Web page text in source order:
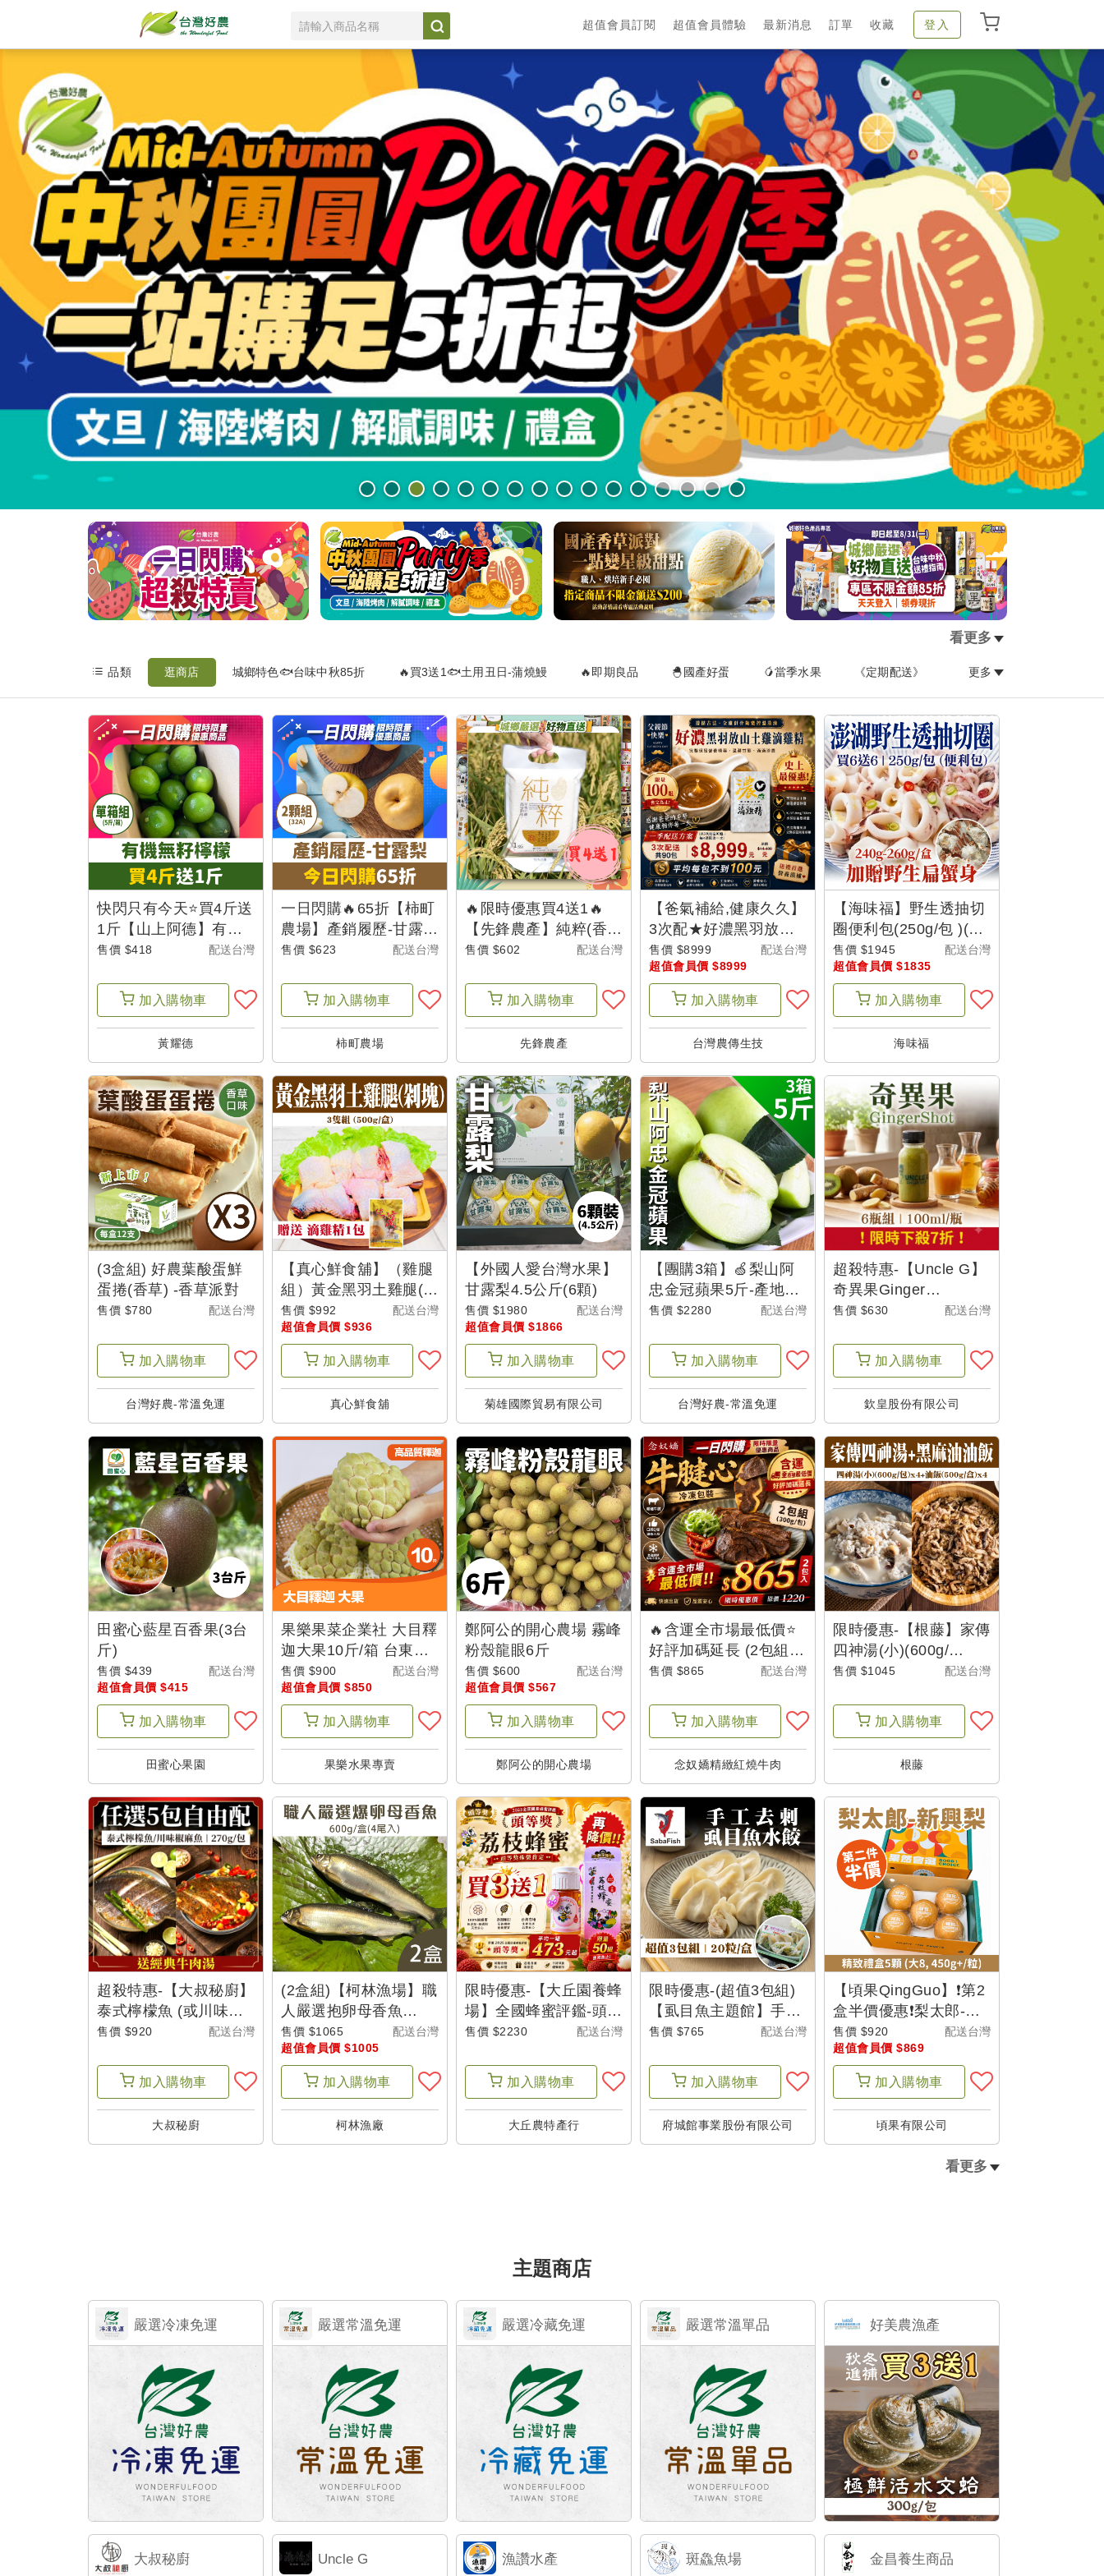
超值會員訂閱 超值會員體驗 最新消息 訂單 收藏 登入
登
入
/
冊
頁
最
我
的
看更多
品類 逛商店 城鄉特色🐟台味中秋85折 🔥買3送1🐟土用丑日-蒲燒鰻 🔥即期良品 🐣國產好蛋 🥭當季水果 《定期配送》 更多
快閃只有今天⭐買4斤送
1斤【山上阿德】有機
無籽檸檬5斤
售價 $418 配送台灣
加入 購物車
黃耀德
一日閃購🔥65折【柿町
農場】產銷履歷-甘露梨
32A 2顆
售價 $623 配送台灣
加入 購物車
柿町農場
🔥限時優惠買4送1🔥
【先鋒農產】純粹(香
米/糙米) 1kgx5
售價 $602 配送台灣
加入 購物車
先鋒農產
【爸氣補給,健康久久】
3次配★好濃黑羽放山
土雞滴雞精(30包/次)
(共3次配。總共90包) -
父是山【限量100組】
售價 $8999
超值會員價 $8999
配送台灣
加入 購物車
台灣農傳生技
【海味福】野生透抽切
圈便利包(250g/包 )(12
包組)加贈野生扁蟹身
(240g-260g)1盒
售價 $1945
超值會員價 $1835
配送台灣
加入 購物車
海味福
(3盒組) 好農葉酸蛋鮮
蛋捲(香草) -香草派對
售價 $780 配送台灣
加入 購物車
台灣好農-常溫免運
【真心鮮食舖】（雞腿
組）黃金黑羽土雞腿(剁
塊)500g *3隻+贈送滴
雞精1包
售價 $992
超值會員價 $936
配送台灣
加入 購物車
真心鮮食舖
【外國人愛台灣水果】
甘露梨4.5公斤(6顆)
售價 $1980
超值會員價 $1866
配送台灣
加入 購物車
菊雄國際貿易有限公司
【團購3箱】🍏梨山阿
忠金冠蘋果5斤-產地出
貨
售價 $2280 配送台灣
加入 購物車
台灣好農-常溫免運
超殺特惠-【Uncle G】
奇異果Ginger
Shot(100g/瓶)(6瓶組)
售價 $630 配送台灣
加入 購物車
欽皇股份有限公司
田蜜心藍星百香果(3台
斤)
售價 $439
超值會員價 $415
配送台灣
加入 購物車
田蜜心果園
果樂果菜企業社 大目釋
迦大果10斤/箱 台東味-
宜花東-父士山
售價 $900
超值會員價 $850
配送台灣
加入 購物車
果樂水果專賣
鄭阿公的開心農場 霧峰
粉殼龍眼6斤
售價 $600
超值會員價 $567
配送台灣
加入 購物車
鄭阿公的開心農場
🔥含運全市場最低價⭐
好評加碼延長 (2包組)
【念奴嬌】牛腱心冷凍
售價 $865 配送台灣
加入 購物車
念奴嬌精緻紅燒牛肉
限時優惠-【根藤】家傳
四神湯(小)(600g/
包)X4+黑麻油油飯
售價 $1045 配送台灣
加入 購物車
根藤
超殺特惠-【大叔秘廚】
泰式檸檬魚 (或川味椒
麻魚)任選 5包(270g/包
包)-盛夏輕食新選擇
售價 $920 配送台灣
加入 購物車
大叔秘廚
(2盒組)【柯林漁場】職
人嚴選抱卵母香魚
(600g/盒/4尾)
售價 $1065
超值會員價 $1005
配送台灣
加入 購物車
柯林漁廠
限時優惠-【大丘園養蜂
場】全國蜂蜜評鑑-頭等
獎荔枝蜂蜜(700g/罐)(4
售價 $2230 配送台灣
加入 購物車
大丘農特產行
限時優惠-(超值3包組)
【虱目魚主題館】手工
去刺虱目魚水餃(20粒/
售價 $765 配送台灣
加入 購物車
府城館事業股份有限公司
【頃果QingGuo】❗第2
盒半價優惠❗梨太郎-新
興梨 精致禮盒5顆 (等
級大8)-父是山
售價 $920
超值會員價 $869
配送台灣
加入 購物車
頃果有限公司
看更多
主題商店
嚴選冷凍免運 嚴選常溫免運 嚴選冷藏免運 嚴選常溫單品 好美農漁產
大叔秘廚 Uncle G 漁讚水產 斑鱻魚場 金昌養生商品